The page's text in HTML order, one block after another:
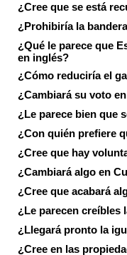
¿Cree que se está
¿Prohibiría la
¿Qué le parece que
en inglés?
¿Cómo reduciría el
¿Cambiará su voto
¿Le parece bien que
¿Con quién prefiere
¿Cree que hay
¿Cambiará algo en
¿Cree que acabará
¿Le parecen creíbles
¿Llegará pronto la
¿Cree en las